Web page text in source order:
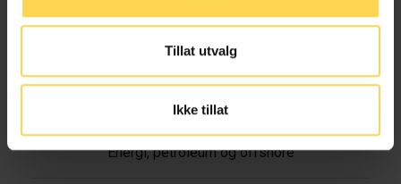
Tillat utvalg
Ikke tillat
Energi, petroleum og offshore